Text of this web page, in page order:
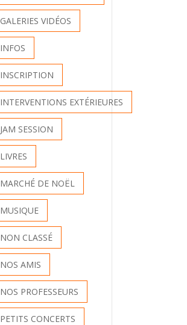
GALERIES VIDÉOS
INFOS
INSCRIPTION
INTERVENTIONS EXTÉRIEURES
JAM SESSION
LIVRES
MARCHÉ DE NOËL
MUSIQUE
NON CLASSÉ
NOS AMIS
NOS PROFESSEURS
PETITS CONCERTS